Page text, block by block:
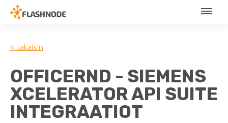
« takaisin
OFFICERND - SIEMENS
XCELERATOR API SUITE
INTEGRAATIOT